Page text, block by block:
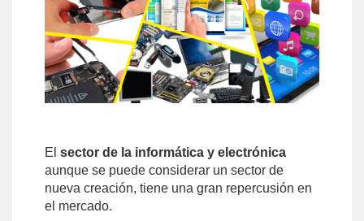
El sector de la informática y electrónica
aunque se puede considerar un sector de
nueva creación, tiene una gran repercusión en
el mercado.